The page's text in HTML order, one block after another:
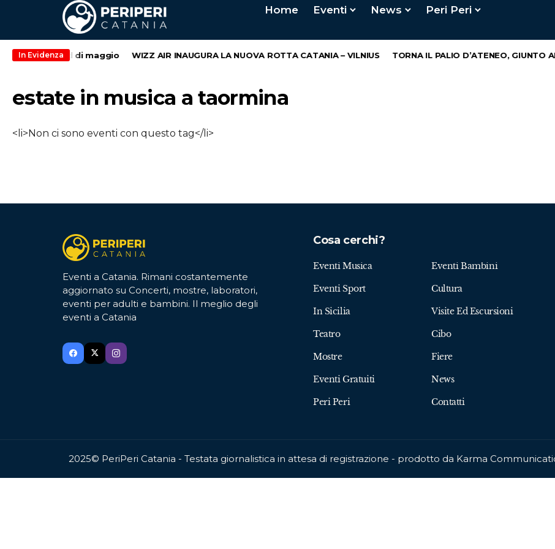
Home Eventi News Peri Peri
In Evidenza
weekend di maggio WIZZ AIR INAUGURA LA NUOVA ROTTA CATANIA – VILNIUS TORNA IL PALIO D’ATENEO, GIUNTO
estate in musica a taormina
<li>Non ci sono eventi con questo tag</li>
Eventi a Catania. Rimani costantemente
aggiornato su Concerti, mostre, laboratori,
eventi per adulti e bambini. Il meglio degli
eventi a Catania
Cosa cerchi?
Eventi Musica Eventi Bambini
Eventi Sport Cultura
In Sicilia Visite Ed Escursioni
Teatro Cibo
Mostre Fiere
Eventi Gratuiti News
Peri Peri Contatti
2025© PeriPeri Catania - Testata giornalistica in attesa di registrazione - prodotto da Karma